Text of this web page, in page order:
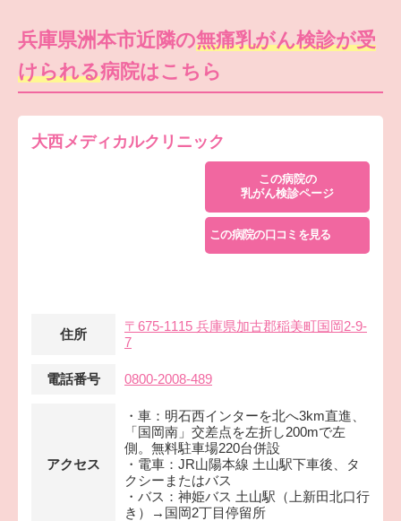
兵庫県洲本市近隣の無痛乳がん検診が受
けられる病院はこちら
大西メディカルクリニック
この病院の
乳がん検診ページ
この病院の口コミを見る
住所
〒675-1115 兵庫県加古郡稲美町国岡2-9-
7
電話番号 0800-2008-489
アクセス
・車：明石西インターを北へ3km直進、
「国岡南」交差点を左折し200mで左
側。無料駐車場220台併設
・電車：JR山陽本線 土山駅下車後、タ
クシーまたはバス
・バス：神姫バス 土山駅（上新田北口行
き）→国岡2丁目停留所